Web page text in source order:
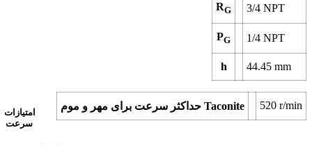
RG 3/4 NPT
PG 1/4 NPT
h 44.45 mm
امتیازات
سرعت
حداکثر سرعت برای مهر و موم Taconite 520 r/min